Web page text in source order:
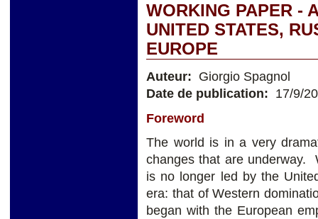
WORKING PAPER -
UNITED STATES,
EUROPE
Auteur: Giorgio Spagnol
Date de publication: 17/9/
Foreword
The world is in a very
changes that are underway.
is no longer led by the
era: that of Western
began with the European